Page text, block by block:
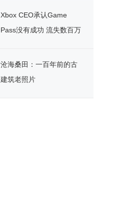
Xbox CEO承认Game
Pass没有成功 流失数百万
沧海桑田：一百年前的古
建筑老照片